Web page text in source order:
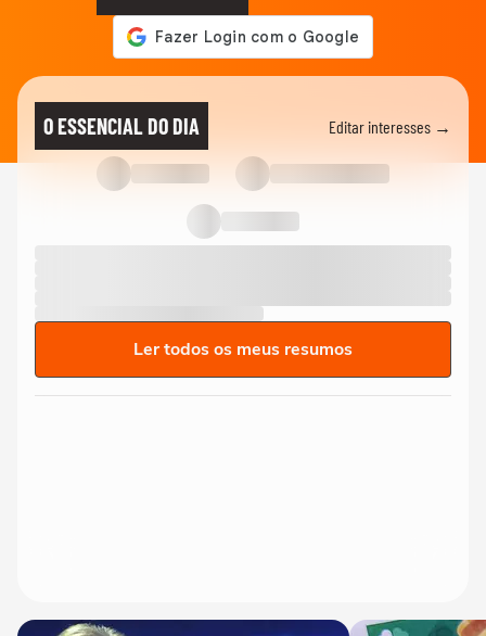
O ESSENCIAL DO DIA Editar interesses →
Ler todos os meus resumos